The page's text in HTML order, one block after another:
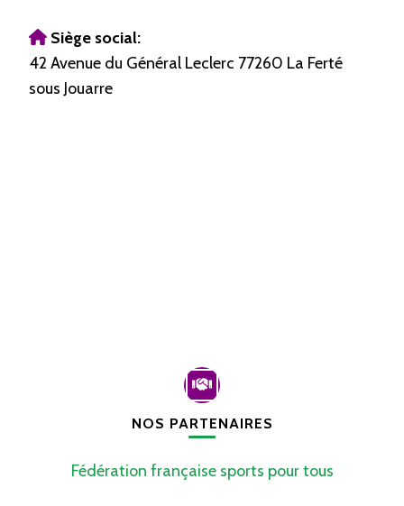
Siège social:
42 Avenue du Général Leclerc 77260 La Ferté
sous Jouarre
NOS PARTENAIRES
Fédération française sports pour tous